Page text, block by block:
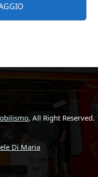
, All Right Reserved.
Di Maria